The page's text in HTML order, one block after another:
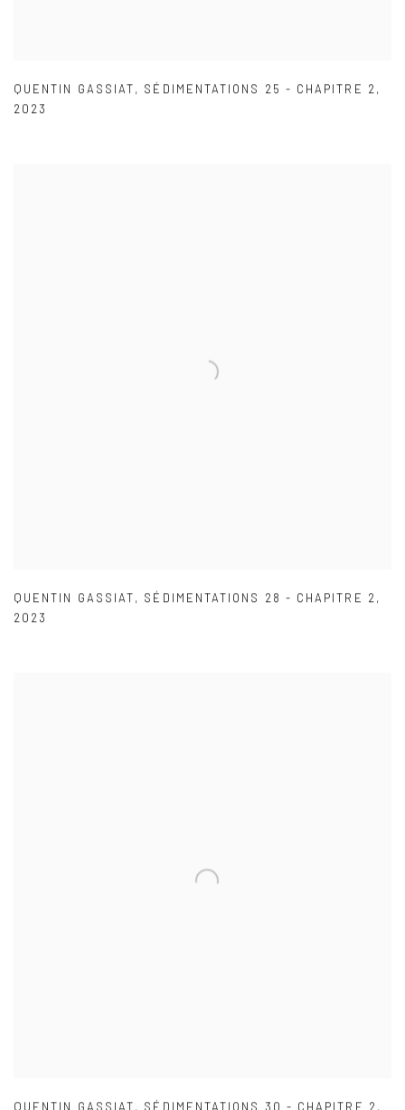
QUENTIN GASSIAT, SÉDIMENTATIONS 25 - CHAPITRE 2,
2023
QUENTIN GASSIAT, SÉDIMENTATIONS 28 - CHAPITRE 2,
2023